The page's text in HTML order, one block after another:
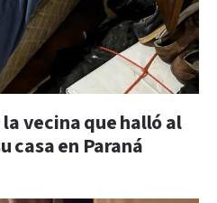
vecina que halló al
casa en Paraná